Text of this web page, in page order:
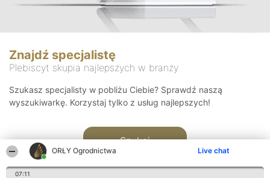
ORŁY Ogrodnictwa Live chat
07:11
Znajdź specjalistę
Plebiscyt skupia najlepszych w branży
Szukasz specjalisty w pobliżu Ciebie? Sprawdź naszą
wyszukiwarkę. Korzystaj tylko z usług najlepszych!
Szukaj